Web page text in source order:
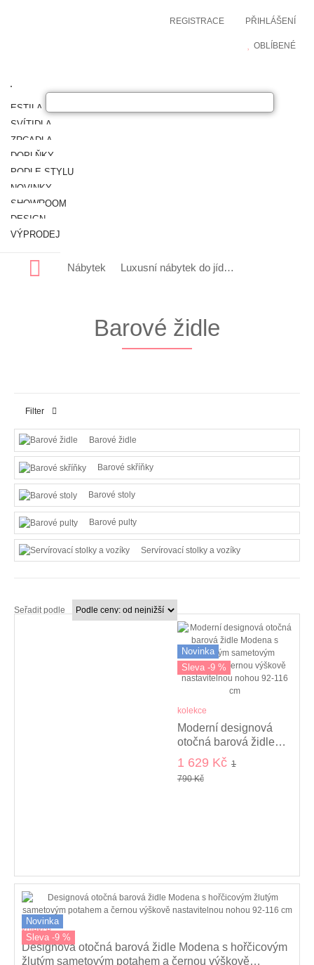
PŘIHLÁŠENÍ
REGISTRACE
OBLÍBENÉ
ESTILA NÁBYTEK
SVÍTIDLA
ZRCADLA
DOPLŇKY
PODLE STYLU
NOVINKY
SHOWROOM
DESIGN
VÝPRODEJ
Nábytek Luxusní nábytek do jídelny
Barové židle
Filter
Barové židle
Barové skříňky
Barové stoly
Barové pulty
Servírovací stolky a vozíky
Seřadit podle
Novinka
Sleva -9 %
kolekce
Moderní designová
otočná barová židle
Modena s béžovým
sametovým potahem a
černou výškově
1 629 Kč 1
790 Kč
Novinka
Sleva -9 %
kolekce
Designová otočná barová židle Modena s hořčicovým
žlutým sametovým potahem a černou výškově